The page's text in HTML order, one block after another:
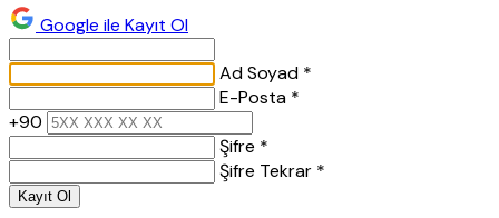
Google ile Kayıt Ol
Ad Soyad *
E-Posta *
+90
Şifre *
Şifre Tekrar *
Kayıt Ol